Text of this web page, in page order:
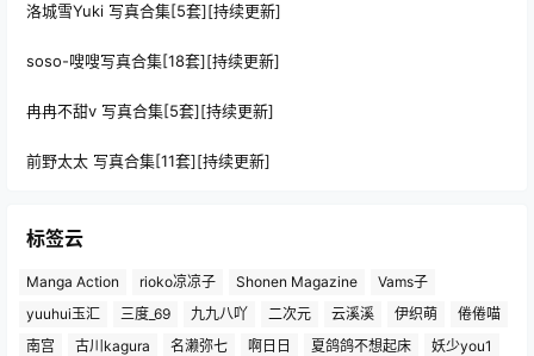
洛城雪Yuki 写真合集[5套][持续更新]
soso-嗖嗖写真合集[18套][持续更新]
冉冉不甜v 写真合集[5套][持续更新]
前野太太 写真合集[11套][持续更新]
标签云
Manga Action rioko凉凉子 Shonen Magazine
Vams子
yuuhui玉汇
三度_69 九九八吖 二次元 云溪溪 伊织萌
倦倦喵
南宫
古川kagura 名濑弥七 啊日日 夏鸽鸽不想起床 妖少you1